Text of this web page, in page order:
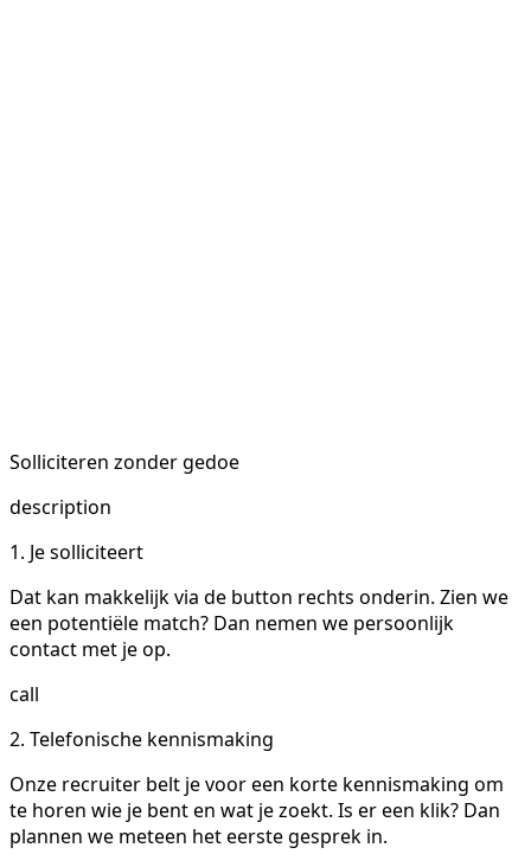
Solliciteren zonder gedoe
description
1. Je solliciteert
Dat kan makkelijk via de button rechts onderin. Zien we
een potentiële match? Dan nemen we persoonlijk
contact met je op.
call
2. Telefonische kennismaking
Onze recruiter belt je voor een korte kennismaking om
te horen wie je bent en wat je zoekt. Is er een klik? Dan
plannen we meteen het eerste gesprek in.